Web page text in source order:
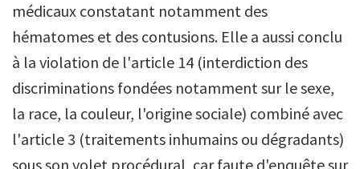
médicaux constatant notamment des
hématomes et des contusions. Elle a aussi conclu
à la violation de l'article 14 (interdiction des
discriminations fondées notamment sur le sexe,
la race, la couleur, l'origine sociale) combiné avec
l'article 3 (traitements inhumains ou dégradants)
sous son volet procédural, car faute d'enquête sur